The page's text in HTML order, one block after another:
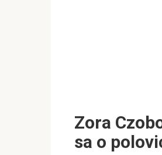
Zora
sa o